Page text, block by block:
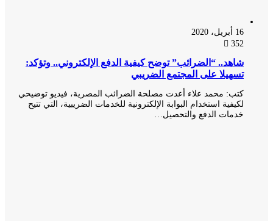
شاهد.. “الضرائب” توضح كيفية الدفع الإلكتروني.. وتؤكد:
تسهيلا على المجتمع الضريبي
كتب: محمد علاء أعدت مصلحة الضرائب المصرية، فيديو توضيحي
لكيفية استخدام البوابة الإلكترونية للخدمات الضريبية، التي تتيح
خدمات الدفع والتحصيل…